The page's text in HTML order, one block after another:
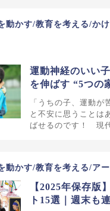
動かす/教育を考える/か
運動神経のいい
を伸ばす “5つの
「うちの子、運動
と不安に思うことは
ばせるのです！ 現
動かす/教育を考える/ア
【2025年保存
ト15選｜週末も